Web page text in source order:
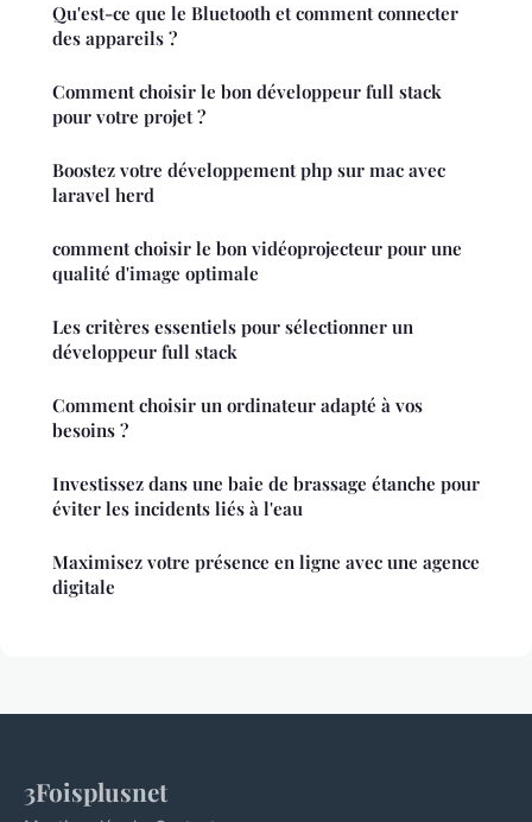
Qu'est-ce que le Bluetooth et comment connecter
des appareils ?
Comment choisir le bon développeur full stack
pour votre projet ?
Boostez votre développement php sur mac avec
laravel herd
comment choisir le bon vidéoprojecteur pour une
qualité d'image optimale
Les critères essentiels pour sélectionner un
développeur full stack
Comment choisir un ordinateur adapté à vos
besoins ?
Investissez dans une baie de brassage étanche pour
éviter les incidents liés à l'eau
Maximisez votre présence en ligne avec une agence
digitale
3Foisplusnet